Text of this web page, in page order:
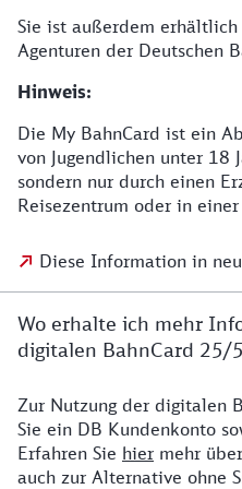
Sie ist außerdem
Agenturen der Deutschen
Hinweis:
Die My BahnCard ist ein
von Jugendlichen unter 18
sondern nur durch einen
Reisezentrum oder in
Diese Information in
Wo erhalte ich mehr
digitalen BahnCard 25/
Zur Nutzung der digitalen
Sie ein DB Kundenkonto
Erfahren Sie hier mehr
auch zur Alternative ohne